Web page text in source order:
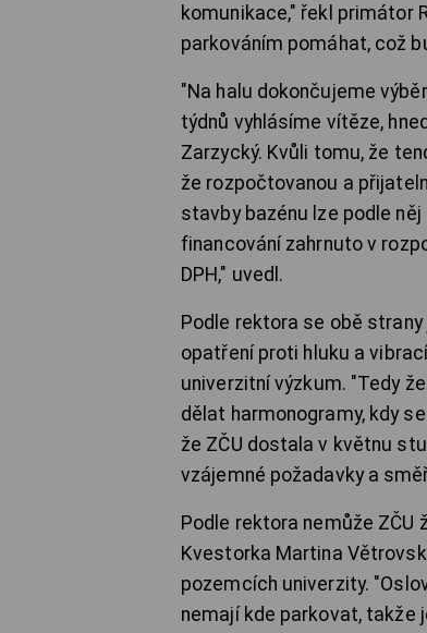
komunikace," řekl primátor
parkováním pomáhat, což
"Na halu dokončujeme
týdnů vyhlásíme vítěze,
Zarzycký. Kvůli tomu, že
že rozpočtovanou a
stavby bazénu lze podle
financování zahrnuto v
DPH," uvedl.
Podle rektora se obě
opatření proti hluku a
univerzitní výzkum. "Tedy
dělat harmonogramy, kdy
že ZČU dostala v květnu
vzájemné požadavky a
Podle rektora nemůže
Kvestorka Martina
pozemcích univerzity.
nemají kde parkovat, takže